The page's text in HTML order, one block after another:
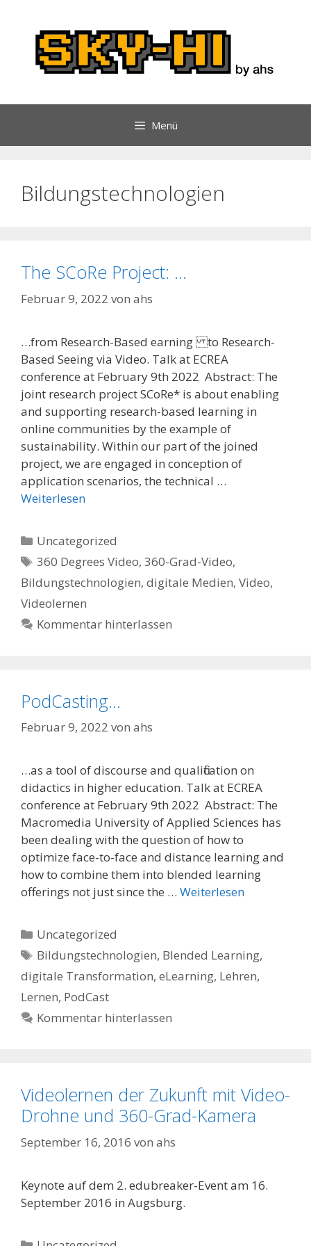
springen
Menü
Bildungstechnologien
The SCoRe Project: …
Februar 9, 2022 von ahs
…from Research-Based earning to Research-
Based Seeing via Video. Talk at ECREA
conference at February 9th 2022 Abstract: The
joint research project SCoRe* is about enabling
and supporting research-based learning in
online communities by the example of
sustainability. Within our part of the joined
project, we are engaged in conception of
application scenarios, the technical …
Weiterlesen
Kategorien
Uncategorized
Schlagwörter
360 Degrees Video,360-Grad-Video,
Bildungstechnologien, digitale Medien, Video,
Videolernen
Kommentar hinterlassen
PodCasting…
Februar 9, 2022 von ahs
…as a tool of discourse and qualification on
didactics in higher education. Talk at ECREA
conference at February 9th 2022 Abstract: The
Macromedia University of Applied Sciences has
been dealing with the question of how to
optimize face-to-face and distance learning and
how to combine them into blended learning
offerings not just since the … Weiterlesen
Kategorien
Uncategorized
Schlagwörter
Bildungstechnologien, Blended Learning,
digitale Transformation, eLearning, Lehren,
Lernen, PodCast
Kommentar hinterlassen
Videolernen der Zukunft mit Video-
Drohne und 360-Grad-Kamera
September 16, 2016 von ahs
Keynote auf dem 2. edubreaker-Event am 16.
September 2016 in Augsburg.
Kategorien